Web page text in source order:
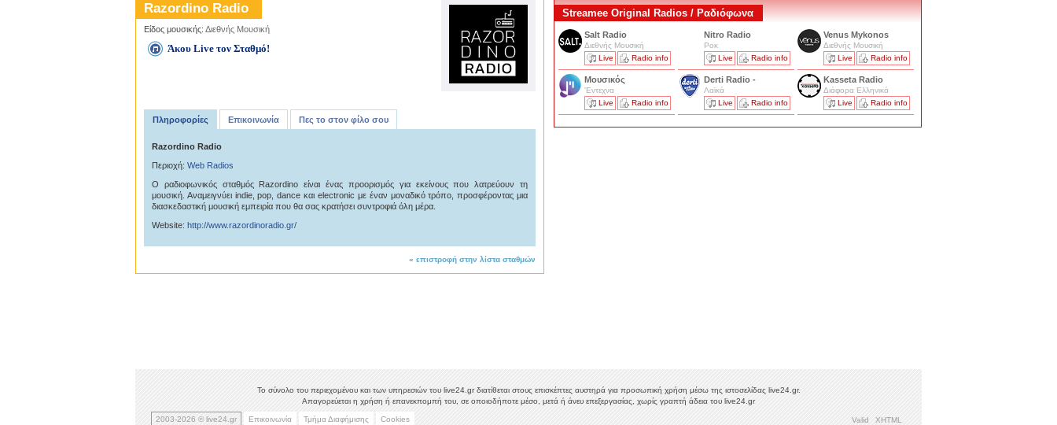
Razordino Radio
Είδος μουσικής: Διεθνής Μουσική
Άκου Live τον Σταθμό!
Πληροφορίες Επικοινωνία Πες το στον φίλο σου
Razordino Radio
Περιοχή: Web Radios
Ο ραδιοφωνικός σταθμός Razordino είναι ένας προορισμός για εκείνους που λατρεύουν τη
μουσική. Αναμειγνύει indie, pop, dance και electronic με έναν μοναδικό τρόπο, προσφέροντας μια
διασκεδαστική μουσική εμπειρία που θα σας κρατήσει συντροφιά όλη μέρα.
Website: http://www.razordinoradio.gr/
« επιστροφή στην λίστα σταθμών
Streamee Original Radios / Ραδιόφωνα
Salt Radio
Διεθνής Μουσική
Live
Radio info
Nitro Radio
Ροκ
Live
Radio info
Venus Mykonos
Διεθνής Μουσική
Live
Radio info
Μουσικός
'Εντεχνα
Live
Radio info
Derti Radio -
Λαϊκά
Live
Radio info
Kasseta Radio
Διάφορα Ελληνικά
Live
Radio info
Το σύνολο του περιεχομένου και των υπηρεσιών του live24.gr διατίθεται στους επισκέπτες αυστηρά για προσωπική χρήση μέσω της ιστοσελίδας live24.gr.
Απαγορεύεται η χρήση ή επανεκπομπή του, σε οποιοδήποτε μέσο, μετά ή άνευ επεξεργασίας, χωρίς γραπτή άδεια του live24.gr
2003-2026 © live24.gr Επικοινωνία Τμήμα Διαφήμισης Cookies Valid XHTML